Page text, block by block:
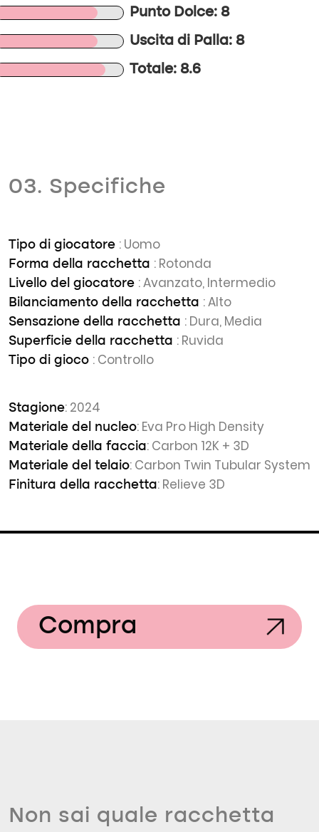
Punto Dolce: 8
Uscita di Palla: 8
Totale: 8.6
03. Specifiche
Tipo di giocatore : Uomo
Forma della racchetta : Rotonda
Livello del giocatore : Avanzato, Intermedio
Bilanciamento della racchetta : Alto
Sensazione della racchetta : Dura, Media
Superficie della racchetta : Ruvida
Tipo di gioco : Controllo
Stagione: 2024
Materiale del nucleo: Eva Pro High Density
Materiale della faccia: Carbon 12K + 3D
Materiale del telaio: Carbon Twin Tubular System
Finitura della racchetta: Relieve 3D
Compra
Non sai quale racchetta